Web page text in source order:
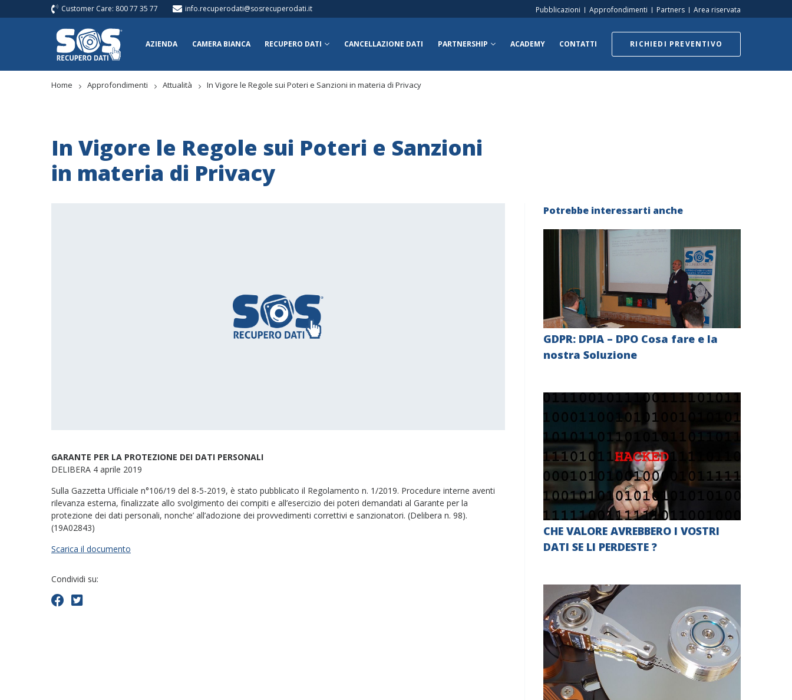
Customer Care: 800 77 35 77 info.recuperodati@sosrecuperodati.it Pubblicazioni Approfondimenti Partners Area riservata
AZIENDA CAMERA BIANCA RECUPERO DATI CANCELLAZIONE DATI PARTNERSHIP ACADEMY CONTATTI RICHIEDI PREVENTIVO
Home Approfondimenti Attualità In Vigore le Regole sui Poteri e Sanzioni in materia di Privacy
In Vigore le Regole sui Poteri e Sanzioni
in materia di Privacy
GARANTE PER LA PROTEZIONE DEI DATI PERSONALI
DELIBERA 4 aprile 2019
Sulla Gazzetta Ufficiale n°106/19 del 8-5-2019, è stato pubblicato il Regolamento n. 1/2019. Procedure interne aventi
rilevanza esterna, finalizzate allo svolgimento dei compiti e all’esercizio dei poteri demandati al Garante per la
protezione dei dati personali, nonche’ all’adozione dei provvedimenti correttivi e sanzionatori. (Delibera n. 98).
(19A02843)
Scarica il documento
Condividi su:
Potrebbe interessarti anche
GDPR: DPIA – DPO Cosa fare e la
nostra Soluzione
CHE VALORE AVREBBERO I VOSTRI
DATI SE LI PERDESTE ?